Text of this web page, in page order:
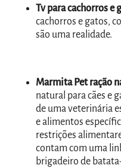
Tv para cachorros e
cachorros e gatos,
são uma realidade.
Marmita Pet ração
natural para cães e
de uma veterinária
e alimentos
restrições
contam com uma
brigadeiro de